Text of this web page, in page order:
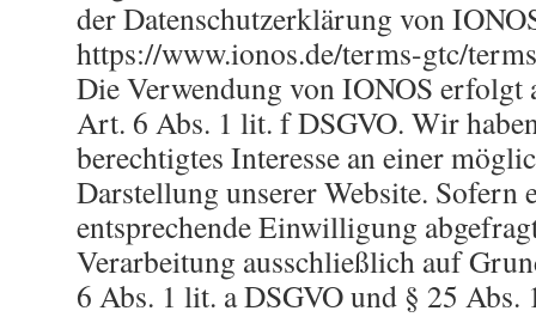
der Datenschutzerklärung von
https://www.ionos.de/terms-gtc/
Die Verwendung von IONOS erfolgt
Art. 6 Abs. 1 lit. f DSGVO. Wir
berechtigtes Interesse an einer
Darstellung unserer Website. Sofern
entsprechende Einwilligung
Verarbeitung ausschließlich auf
6 Abs. 1 lit. a DSGVO und § 25 Abs.